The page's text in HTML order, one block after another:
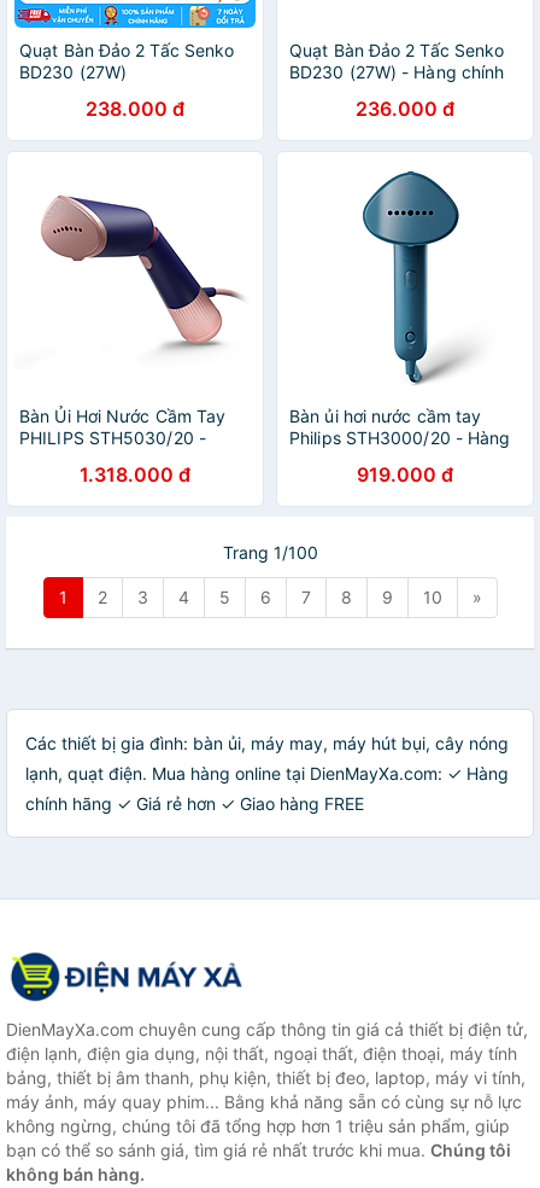
Quạt Bàn Đảo 2 Tấc Senko
BD230 (27W)
238.000 đ
Quạt Bàn Đảo 2 Tấc Senko
BD230 (27W) - Hàng chính
236.000 đ
Bàn Ủi Hơi Nước Cầm Tay
PHILIPS STH5030/20 -
1.318.000 đ
Bàn ủi hơi nước cầm tay
Philips STH3000/20 - Hàng
919.000 đ
Trang 1/100
1 2 3 4 5 6 7 8 9 10 »
Các thiết bị gia đình: bàn ủi, máy may, máy hút bụi, cây nóng
lạnh, quạt điện. Mua hàng online tại DienMayXa.com: ✓ Hàng
chính hãng ✓ Giá rẻ hơn ✓ Giao hàng FREE
DienMayXa.com chuyên cung cấp thông tin giá cả thiết bị điện tử,
điện lạnh, điện gia dụng, nội thất, ngoại thất, điện thoại, máy tính
bảng, thiết bị âm thanh, phụ kiện, thiết bị đeo, laptop, máy vi tính,
máy ảnh, máy quay phim... Bằng khả năng sẵn có cùng sự nỗ lực
không ngừng, chúng tôi đã tổng hợp hơn 1 triệu sản phẩm, giúp
bạn có thể so sánh giá, tìm giá rẻ nhất trước khi mua. Chúng tôi
không bán hàng.